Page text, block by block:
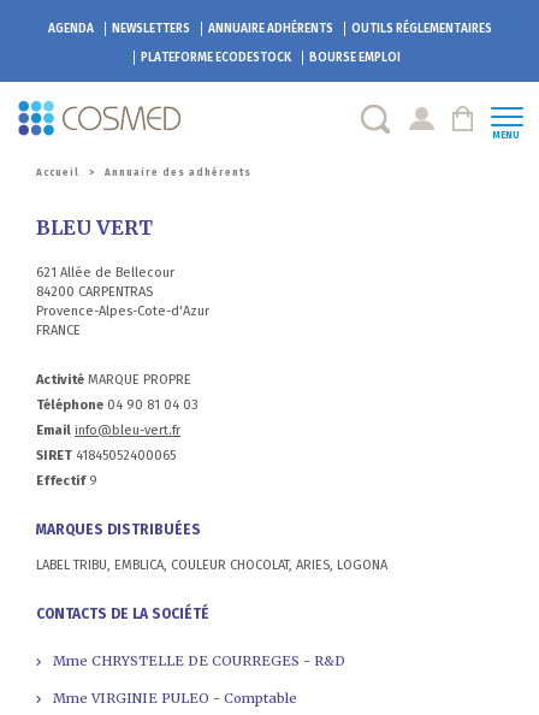
AGENDA NEWSLETTERS ANNUAIRE ADHÉRENTS
OUTILS RÉGLEMENTAIRES
PLATEFORMEECODESTOCK BOURSE EMPLOI
MENU
Accueil > Annuaire des adhérents
BLEU VERT
621 Allée de Bellecour
84200 CARPENTRAS
Provence-Alpes-Cote-d'Azur
FRANCE
Activité MARQUE PROPRE
Téléphone 04 90 81 04 03
Email info@bleu-vert.fr
SIRET 41845052400065
Effectif9
MARQUES DISTRIBUÉES
LABEL TRIBU, EMBLICA, COULEUR CHOCOLAT, ARIES, LOGONA
CONTACTS DE LA SOCIÉTÉ
Mme CHRYSTELLE DE COURREGES - R&D
Mme VIRGINIE PULEO - Comptable